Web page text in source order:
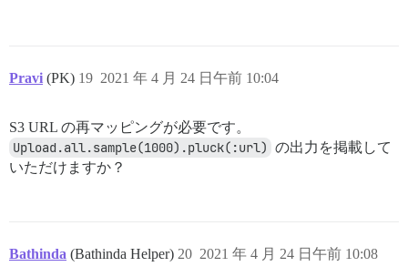
Pravi (PK) 2021 年 4 月 24 日午前 10:04
19
S3 URL の再マッピングが必要です。
Upload.all.sample(1000).pluck(:url) の出力を掲載して
いただけますか？
Bathinda (Bathinda Helper) 2021 年 4 月 24 日午前 10:08
20